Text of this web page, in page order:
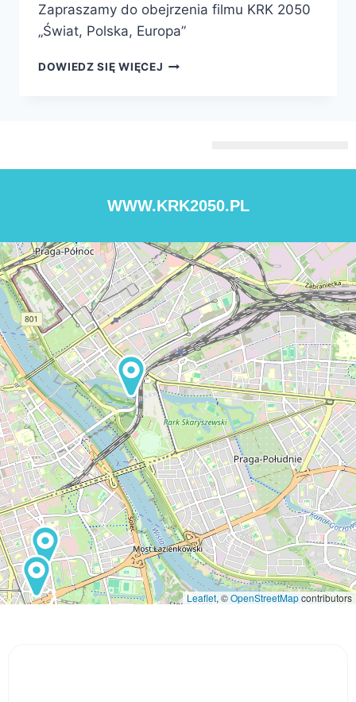
Zapraszamy do obejrzenia filmu KRK 2050
„Świat, Polska, Europa”
DOWIEDZ SIĘ WIĘCEJ
WWW.KRK2050.PL
Leaflet, ©OpenStreetMapcontributors